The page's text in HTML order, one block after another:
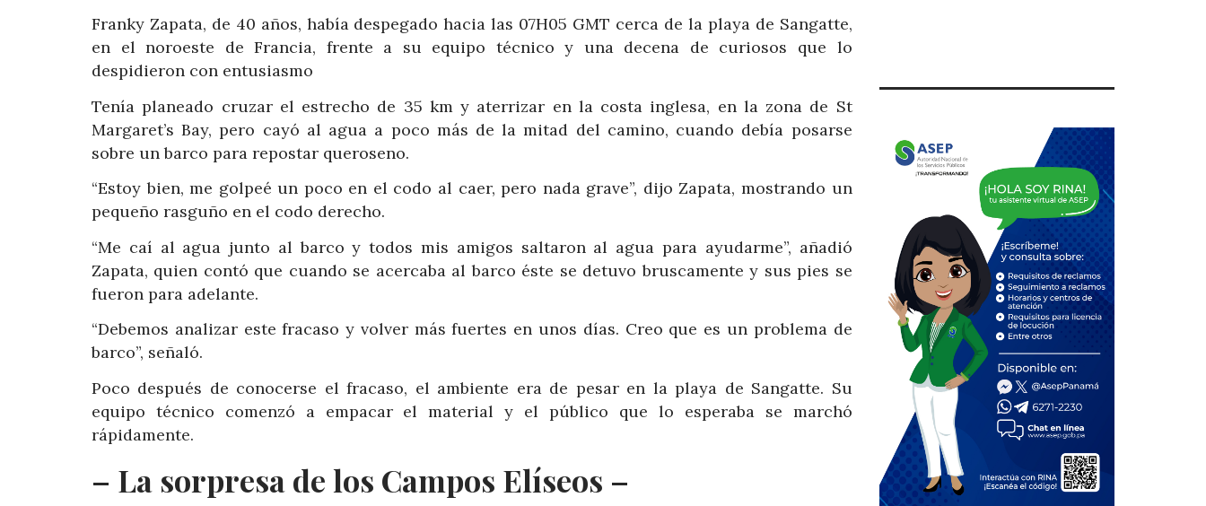
Franky Zapata, de 40 años, había despegado hacia las 07H05 GMT cerca de la playa de Sangatte,
en el noroeste de Francia, frente a su equipo técnico y una decena de curiosos que lo
despidieron con entusiasmo
Tenía planeado cruzar el estrecho de 35 km y aterrizar en la costa inglesa, en la zona de St
Margaret’s Bay, pero cayó al agua a poco más de la mitad del camino, cuando debía posarse
sobre un barco para repostar queroseno.
“Estoy bien, me golpeé un poco en el codo al caer, pero nada grave”, dijo Zapata, mostrando un
pequeño rasguño en el codo derecho.
“Me caí al agua junto al barco y todos mis amigos saltaron al agua para ayudarme”, añadió
Zapata, quien contó que cuando se acercaba al barco éste se detuvo bruscamente y sus pies se
fueron para adelante.
“Debemos analizar este fracaso y volver más fuertes en unos días. Creo que es un problema de
barco”, señaló.
Poco después de conocerse el fracaso, el ambiente era de pesar en la playa de Sangatte. Su
equipo técnico comenzó a empacar el material y el público que lo esperaba se marchó
rápidamente.
– La sorpresa de los Campos Elíseos –